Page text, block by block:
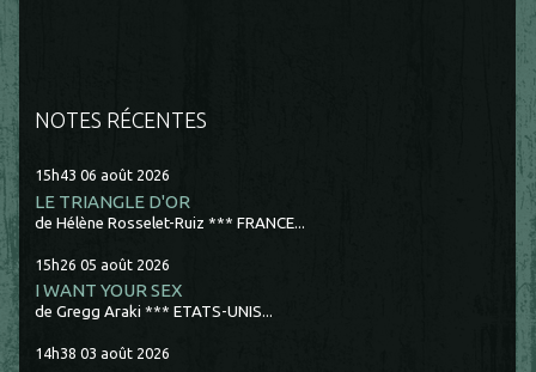
NOTES RÉCENTES
15h43 06 août 2026
LE TRIANGLE D'OR
de Hélène Rosselet-Ruiz *** FRANCE...
15h26 05 août 2026
I WANT YOUR SEX
de Gregg Araki *** ETATS-UNIS...
14h38 03 août 2026